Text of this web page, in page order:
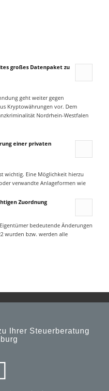
großes Datenpaket zu
geht weiter gegen
Kryptowährungen vor. Dem
Nordrhein-Westfalen
einer privaten
wichtig. Eine Möglichkeit hierzu
verwandte Anlageformen wie
Zuordnung
bedeutende Änderungen
wurden bzw. werden alle
Ihrer Steuerberatung